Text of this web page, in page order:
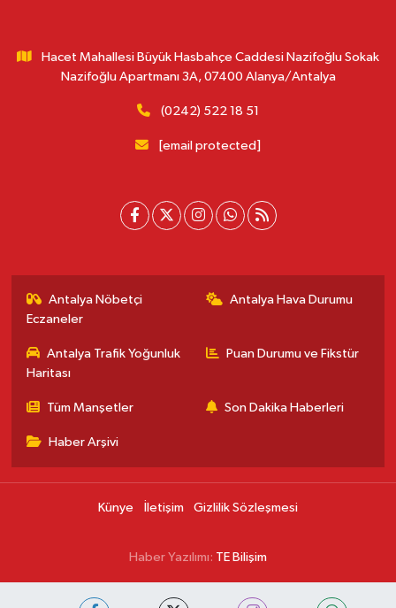
Hacet Mahallesi Büyük Hasbahçe Caddesi Nazifoğlu Sokak
Nazifoğlu Apartmanı 3A, 07400 Alanya/Antalya
(0242) 522 18 51
[email protected]
Antalya Nöbetçi
Eczaneler
Antalya Hava Durumu
Antalya Trafik Yoğunluk
Haritası
Puan Durumu ve Fikstür
Tüm Manşetler Son Dakika Haberleri
Haber Arşivi
Künye İletişim Gizlilik Sözleşmesi
Haber Yazılımı: TE Bilişim